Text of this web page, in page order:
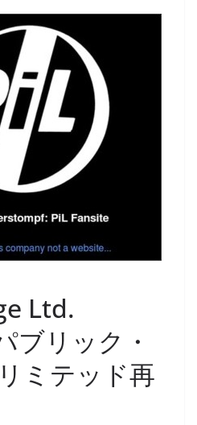
Ltd.
ブリック・
ミテッド再